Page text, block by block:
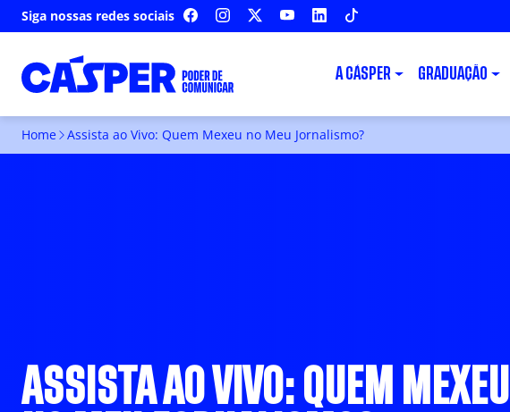
Siga nossas redes sociais FACEBOOKINSTAGRAM YOUTUBELINKEDIN
A CÁSPER GRADUAÇÃO
Home Assista ao Vivo: Quem Mexeu no Meu Jornalismo?
ASSISTA AO VIVO: QUEM MEXEU